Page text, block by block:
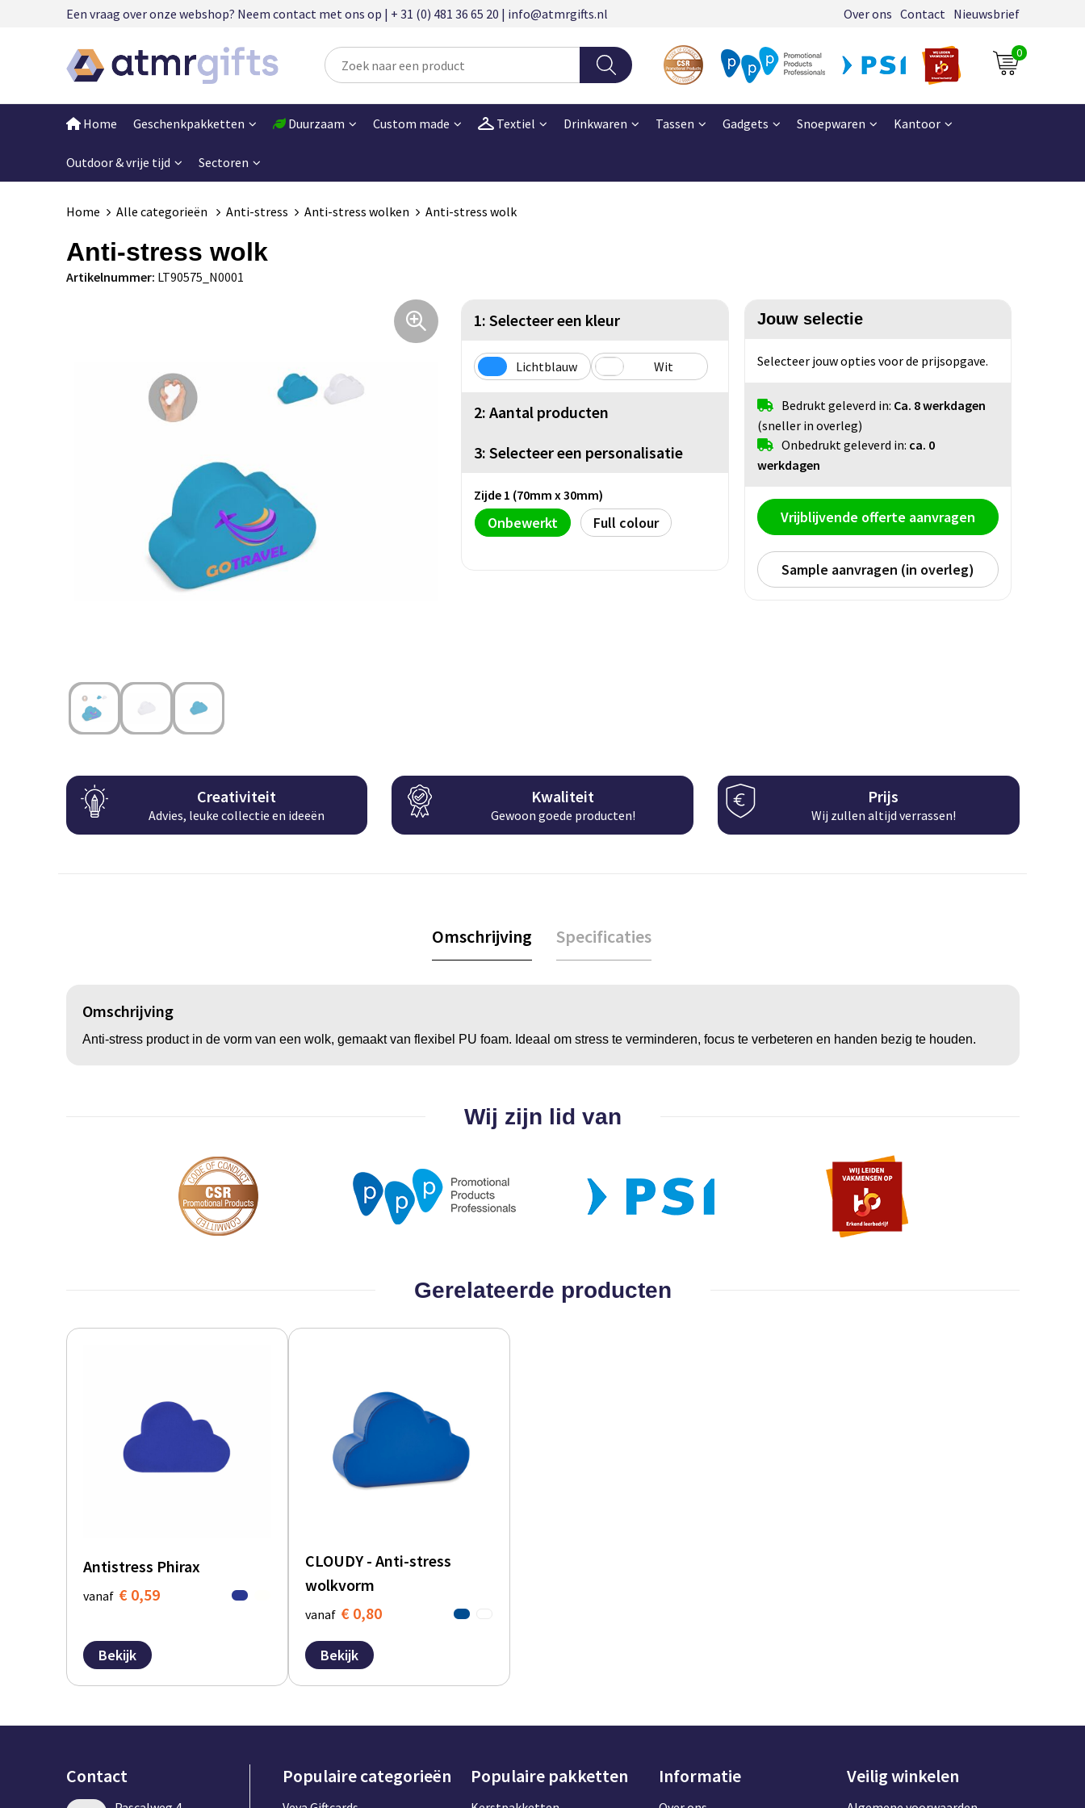
Een vraag over onze webshop? Neem contact met ons op | + 31 (0) 481 36 65 20 | info@atmrgifts.nl Over ons Contact Nieuwsbrief
0
Home Geschenkpakketten Duurzaam Custom made Textiel Drinkwaren Tassen Gadgets Snoepwaren Kantoor
Outdoor & vrije tijd Sectoren
Home Alle categorieën Anti-stress Anti-stress wolken Anti-stress wolk
Anti-stress wolk
Artikelnummer: LT90575_N0001
1: Selecteer een kleur
Lichtblauw Wit
2: Aantal producten
3: Selecteer een personalisatie
Zijde 1 (70mm x 30mm)
Onbewerkt Full colour
Jouw selectie
Selecteer jouw opties voor de prijsopgave.
Bedrukt geleverd in: Ca. 8 werkdagen
(sneller in overleg)
Onbedrukt geleverd in: ca. 0
werkdagen
Vrijblijvende offerte aanvragen
Sample aanvragen (in overleg)
Creativiteit
Advies, leuke collectie en ideeën
Kwaliteit
Gewoon goede producten!
Prijs
Wij zullen altijd verrassen!
Omschrijving Specificaties
Omschrijving
Anti-stress product in de vorm van een wolk, gemaakt van flexibel PU foam. Ideaal om stress te verminderen, focus te verbeteren en handen bezig te houden.
Wij zijn lid van
Gerelateerde producten
Antistress Phirax
vanaf € 0,59
Bekijk
CLOUDY - Anti-stress
wolkvorm
vanaf € 0,80
Bekijk
Contact Populaire categorieën Populaire pakketten Informatie Veilig winkelen